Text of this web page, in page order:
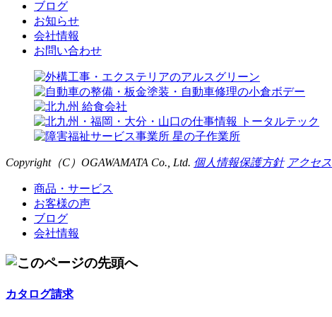
ブログ
お知らせ
会社情報
お問い合わせ
Copyright（C） OGAWAMATA Co., Ltd. 個人情報保護方針 アクセス
商品・サービス
お客様の声
ブログ
会社情報
カタログ請求